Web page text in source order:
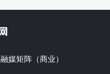
融媒矩阵（商业）